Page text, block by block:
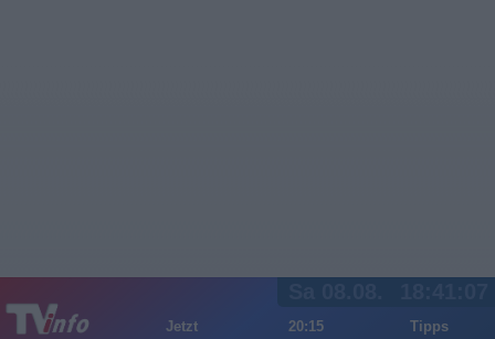
Jetzt 20:15
Tipps